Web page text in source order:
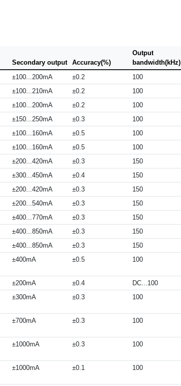
Secondary output Accuracy(%)
Output
bandwidth(kHz)
±100...200mA ±0.2 100
±100...210mA ±0.2 100
±100...200mA ±0.2 100
±150...250mA ±0.3 100
±100...160mA ±0.5 100
±100...160mA ±0.5 100
±200...420mA ±0.3 150
±300...450mA ±0.4 150
±200...420mA ±0.3 150
±200...540mA ±0.3 150
±400...770mA ±0.3 150
±400...850mA ±0.3 150
±400...850mA ±0.3 150
±400mA ±0.5 100
±200mA ±0.4 DC...100
±300mA ±0.3 100
±700mA ±0.3 100
±1000mA ±0.3 100
±1000mA ±0.1 100